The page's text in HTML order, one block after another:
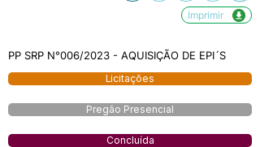
Imprimir
PP SRP N°006/2023 - AQUISIÇÃO DE EPI´S
Licitações
Pregão Presencial
Concluída